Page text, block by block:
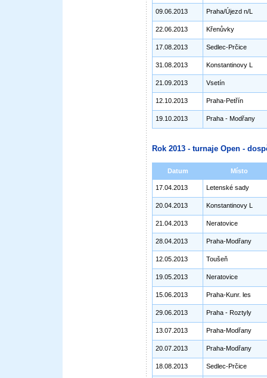
09.06.2013 Praha/Újezd n/L
22.06.2013 Křenůvky
17.08.2013 Sedlec-Prčice
31.08.2013 Konstantinovy L
21.09.2013 Vsetín
12.10.2013 Praha-Petřín
19.10.2013 Praha - Modřany
Rok 2013 - turnaje Open -
Datum Místo
17.04.2013 Letenské sady
20.04.2013 Konstantinovy L
21.04.2013 Neratovice
28.04.2013 Praha-Modřany
12.05.2013 Toušeň
19.05.2013 Neratovice
15.06.2013 Praha-Kunr. les
29.06.2013 Praha - Roztyly
13.07.2013 Praha-Modřany
20.07.2013 Praha-Modřany
18.08.2013 Sedlec-Prčice